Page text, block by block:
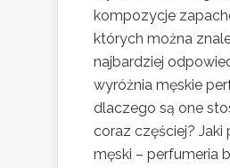
kompozycje
których można
najbardziej
wyróżnia męskie
dlaczego są one
coraz częściej? Jaki
męski – perfumeria